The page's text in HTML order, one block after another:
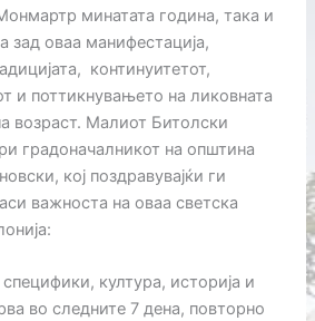
минатата година, така и
зад оваа манифестација,
континуитетот,
и поттикнувањето на ликовната
возраст. Малиот Битолски
градоначалникот на општина
кој поздравувајќи ги
важноста на оваа светска
култура, историја и
во следните 7 дена, повторно